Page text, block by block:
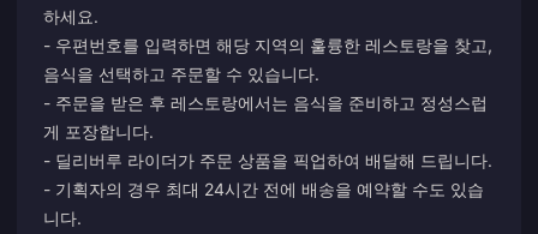
하세요.
- 우편번호를 입력하면 해당 지역의 훌륭한 레스토랑을 찾고,
음식을 선택하고 주문할 수 있습니다.
- 주문을 받은 후 레스토랑에서는 음식을 준비하고 정성스럽
게 포장합니다.
- 딜리버루 라이더가 주문 상품을 픽업하여 배달해 드립니다.
- 기획자의 경우 최대 24시간 전에 배송을 예약할 수도 있습
니다.